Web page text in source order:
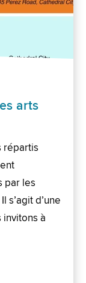
arts
répartis
par les
s’agit d’une
invitons à